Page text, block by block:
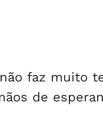
faz muito
de